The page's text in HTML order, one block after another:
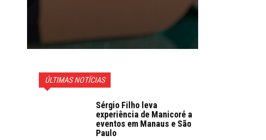
ÚLTIMAS NOTÍCIAS
Sérgio Filho leva
experiência de Manicoré a
eventos em Manaus e São
Paulo